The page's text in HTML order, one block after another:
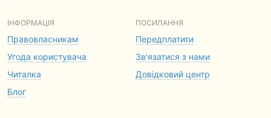
ІНФОРМАЦІЯ
Правовласникам
Угода користувача
Читалка
Блог
ПОСИЛАННЯ
Передплатити
Зв'язатися з нами
Довідковий центр